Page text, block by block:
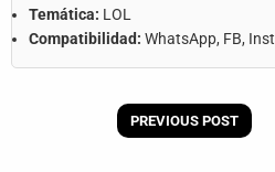
Temática: LOL
Compatibilidad: WhatsApp, FB,
PREVIOUS POST